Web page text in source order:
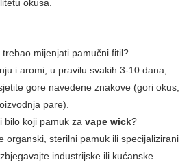
okusa.
trebao mijenjati pamučni fitil?
i aromi; u pravilu svakih 3-10 dana;
gore navedene znakove (gori okus,
pare).
bilo koji pamuk za vape wick?
organski, sterilni pamuk ili specijalizirani
industrijske ili kućanske